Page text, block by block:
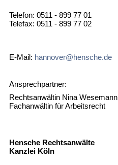
Telefon: 0511 - 899 77 01
Telefax: 0511 - 899 77 02
E-Mail: hannover@hensche.de
Ansprechpartner:
Rechtsanwältin Nina Wesemann
Fachanwältin für Arbeitsrecht
Hensche Rechtsanwälte
Kanzlei Köln